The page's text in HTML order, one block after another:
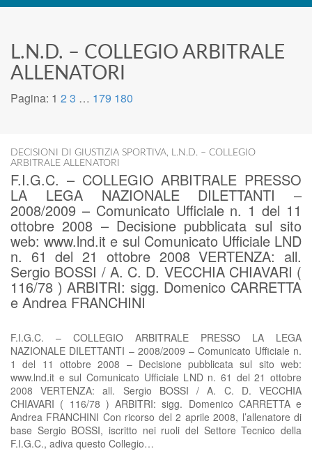
L.N.D. – COLLEGIO ARBITRALE
ALLENATORI
Pagina: 1 2 3 … 179 180
DECISIONI DI GIUSTIZIA SPORTIVA, L.N.D. – COLLEGIO
ARBITRALE ALLENATORI
F.I.G.C. – COLLEGIO ARBITRALE PRESSO
LA LEGA NAZIONALE DILETTANTI –
2008/2009 – Comunicato Ufficiale n. 1 del 11
ottobre 2008 – Decisione pubblicata sul sito
web: www.lnd.it e sul Comunicato Ufficiale LND
n. 61 del 21 ottobre 2008 VERTENZA: all.
Sergio BOSSI / A. C. D. VECCHIA CHIAVARI (
116/78 ) ARBITRI: sigg. Domenico CARRETTA
e Andrea FRANCHINI
F.I.G.C. – COLLEGIO ARBITRALE PRESSO LA LEGA
NAZIONALE DILETTANTI – 2008/2009 – Comunicato Ufficiale n.
1 del 11 ottobre 2008 – Decisione pubblicata sul sito web:
www.lnd.it e sul Comunicato Ufficiale LND n. 61 del 21 ottobre
2008 VERTENZA: all. Sergio BOSSI / A. C. D. VECCHIA
CHIAVARI ( 116/78 ) ARBITRI: sigg. Domenico CARRETTA e
Andrea FRANCHINI Con ricorso del 2 aprile 2008, l’allenatore di
base Sergio BOSSI, iscritto nei ruoli del Settore Tecnico della
F.I.G.C., adiva questo Collegio…